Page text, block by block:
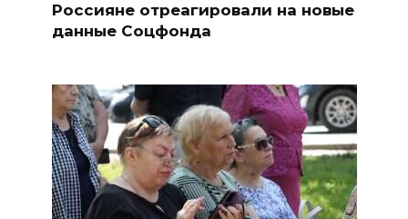
Россияне отреагировали на новые
данные Соцфонда